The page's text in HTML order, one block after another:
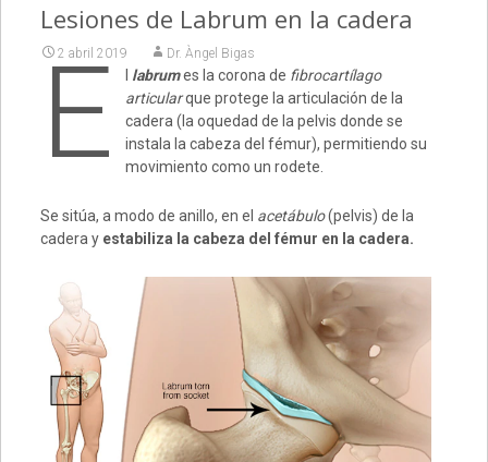
Lesiones de Labrum en la cadera
2 abril 2019 Dr. Àngel Bigas
E labrumes la corona de fibrocartílago
articularque protege la articulación de la
cadera (la oquedad de la pelvis donde se
instala la cabeza del fémur), permitiendo su
movimiento como un rodete.
Se sitúa, a modo de anillo, en el acetábulo(pelvis) de la
cadera y estabiliza la cabeza del fémur en la cadera.